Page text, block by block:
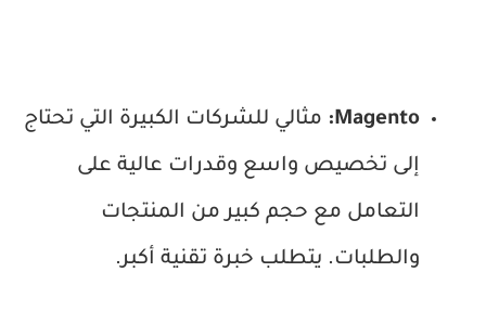
Magento: مثالي للشركات الكبيرة التي تحتاج
إلى تخصيص واسع وقدرات عالية على
التعامل مع حجم كبير من المنتجات
والطلبات. يتطلب خبرة تقنية أكبر.